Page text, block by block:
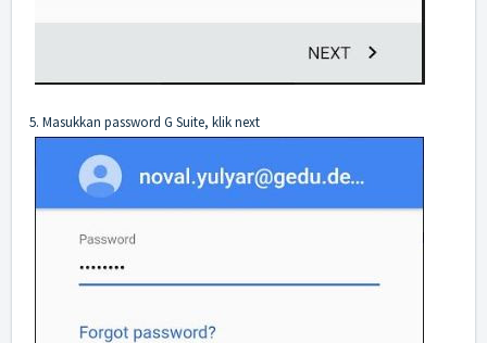
5. Masukkan password G Suite, klik next